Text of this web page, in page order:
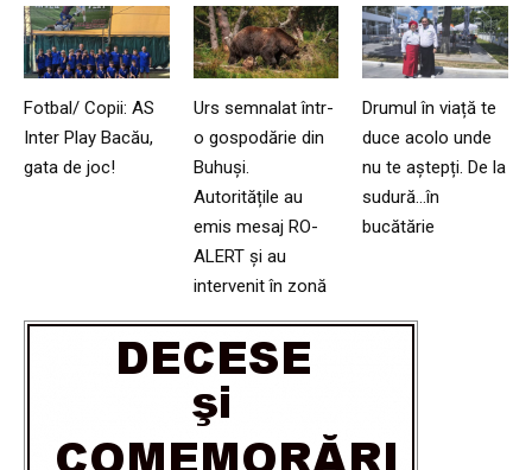
Fotbal/ Copii: AS
Inter Play Bacău,
gata de joc!
Urs semnalat într-
o gospodărie din
Buhuși.
Autoritățile au
emis mesaj RO-
ALERT și au
intervenit în zonă
Drumul în viață te
duce acolo unde
nu te aștepți. De la
sudură…în
bucătărie